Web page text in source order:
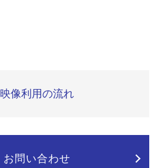
映像利用の流れ
お問い合わせ